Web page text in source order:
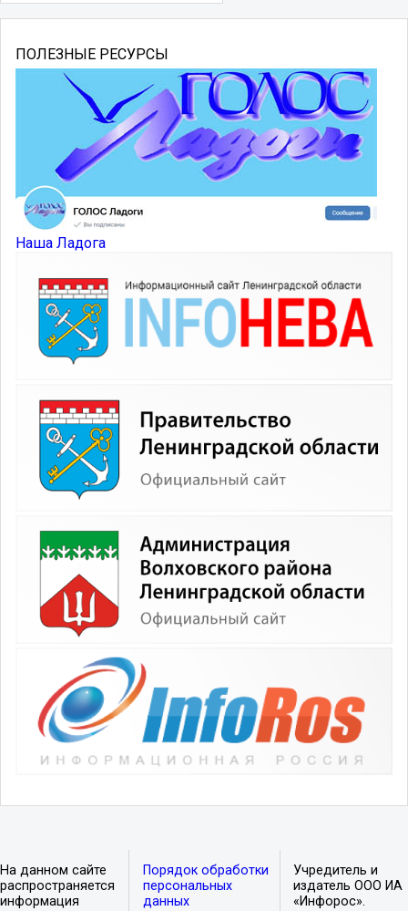
ПОЛЕЗНЫЕ РЕСУРСЫ
Наша Ладога
На данном сайте
распространяется
информация
Порядок обработки
персональных
данных
Учредитель и
издатель ООО ИА
«Инфорос».